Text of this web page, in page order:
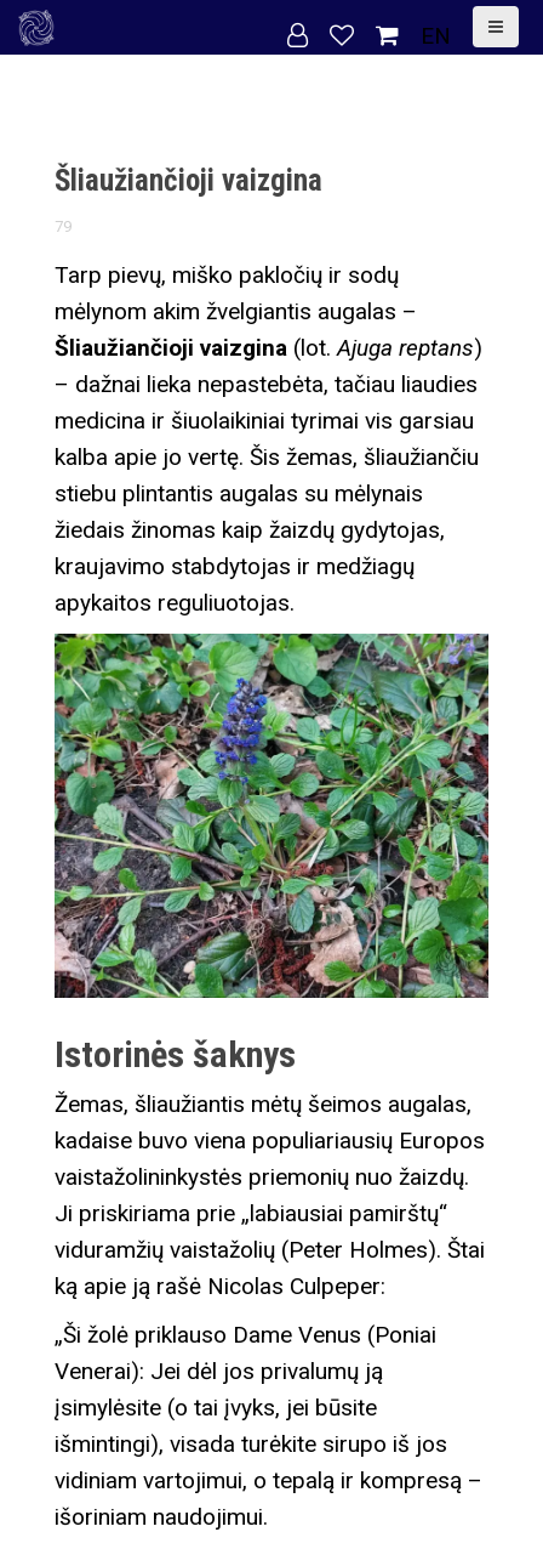
k
EN
Šliaužiančioji vaizgina
79
Tarp pievų, miško pakločių ir sodų
mėlynom akim žvelgiantis augalas –
Šliaužiančioji vaizgina (lot.Ajuga reptans)
– dažnai lieka nepastebėta, tačiau liaudies
medicina ir šiuolaikiniai tyrimai vis garsiau
kalba apie jo vertę. Šis žemas, šliaužiančiu
stiebu plintantis augalas su mėlynais
žiedais žinomas kaip žaizdų gydytojas,
kraujavimo stabdytojas ir medžiagų
apykaitos reguliuotojas.
Istorinės šaknys
Žemas, šliaužiantis mėtų šeimos augalas,
kadaise buvo viena populiariausių Europos
vaistažolininkystės priemonių nuo žaizdų.
Ji priskiriama prie „labiausiai pamirštų“
viduramžių vaistažolių (Peter Holmes). Štai
ką apie ją rašė Nicolas Culpeper:
„Ši žolė priklauso Dame Venus (Poniai
Venerai): Jei dėl jos privalumų ją
įsimylėsite (o tai įvyks, jei būsite
išmintingi), visada turėkite sirupo iš jos
vidiniam vartojimui, o tepalą ir kompresą –
išoriniam naudojimui.